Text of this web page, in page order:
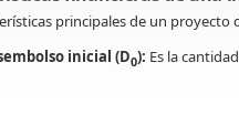
principales de un proyecto
inicial (D0): Es la